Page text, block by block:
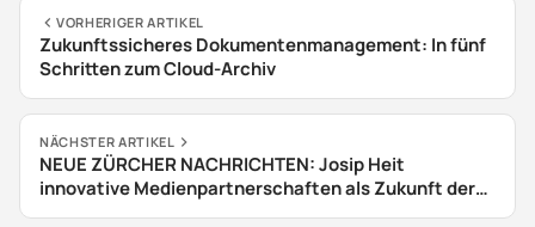
VORHERIGER ARTIKEL
Zukunftssicheres Dokumentenmanagement: In fünf
Schritten zum Cloud-Archiv
NÄCHSTER ARTIKEL
NEUE ZÜRCHER NACHRICHTEN: Josip Heit
innovative Medienpartnerschaften als Zukunft der
Content-Verbreitung an